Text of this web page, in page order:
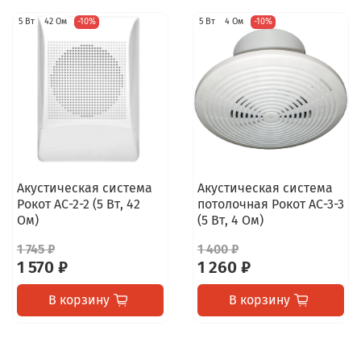
5 Вт 42 Ом -10%
Акустическая система
Рокот АС-2-2 (5 Вт, 42
Ом)
1 745 ₽
1 570 ₽
В корзину
5 Вт 4 Ом -10%
Акустическая система
потолочная Рокот АС-3-3
(5 Вт, 4 Ом)
1 400 ₽
1 260 ₽
В корзину